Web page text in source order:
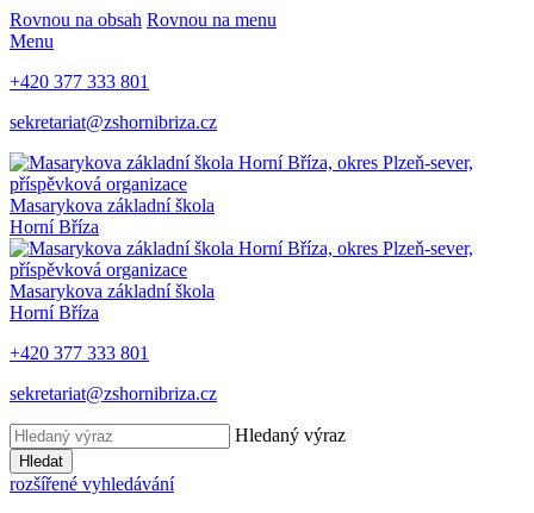
Rovnou na obsah Rovnou na menu
Menu
+420 377 333 801
sekretariat@zshornibriza.cz
Masarykova základní škola
Horní Bříza
Masarykova základní škola
Horní Bříza
+420 377 333 801
sekretariat@zshornibriza.cz
Hledaný výraz
Hledat
rozšířené vyhledávání